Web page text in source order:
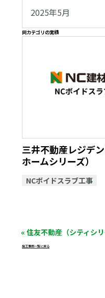
2025年5月
同カテゴリの実績
三井不動産レジデ
ホームシリーズ）
NCボイドスラブ工事
« 住友不動産（シティシリ
施工事例一覧に戻る